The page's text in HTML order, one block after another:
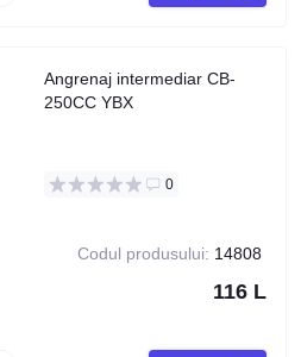
Angrenaj intermediar CB-
250CC YBX
0
Codul produsului: 14808
116 L